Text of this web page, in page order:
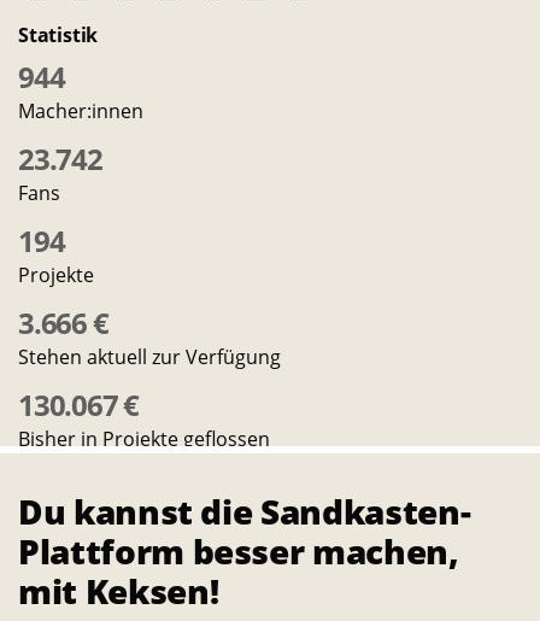
Mail-
Link
Link
Statistik
944
Macher:innen
23.742
Fans
194
Projekte
3.666 €
Stehen aktuell zur Verfügung
130.067 €
Bisher in Projekte geflossen
Reservierungen im Sharing
Weiteres
Kontakt
Du kannst die Sandkasten-
Plattform besser machen,
mit Keksen!